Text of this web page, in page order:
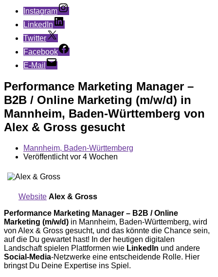
Instagram
LinkedIn
Twitter
Facebook
E-Mail
Performance Marketing Manager –
B2B / Online Marketing (m/w/d) in
Mannheim, Baden-Württemberg von
Alex & Gross gesucht
Mannheim, Baden-Württemberg
Veröffentlicht vor 4 Wochen
Website Alex & Gross
Performance Marketing Manager – B2B / Online
Marketing (m/w/d) in Mannheim, Baden-Württemberg, wird
von Alex & Gross gesucht, und das könnte die Chance sein,
auf die Du gewartet hast! In der heutigen digitalen
Landschaft spielen Plattformen wie LinkedIn und andere
Social-Media-Netzwerke eine entscheidende Rolle. Hier
bringst Du Deine Expertise ins Spiel.